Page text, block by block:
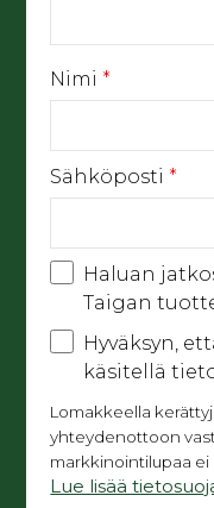
Nimi *
Sähköposti *
Haluan
Taigan
Hyväksyn,
käsitellä
Lomakkeella
yhteydenottoon
markkinointilupaa ei
Lue lisää